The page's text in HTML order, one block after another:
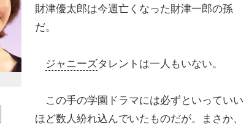
財津優太郎は今週亡くなった財津一郎の孫
だ。
ジャニーズタレントは一人もいない。
この手の学園ドラマには必ずといっていい
ほど数人紛れ込んでいたものだが。まさか、